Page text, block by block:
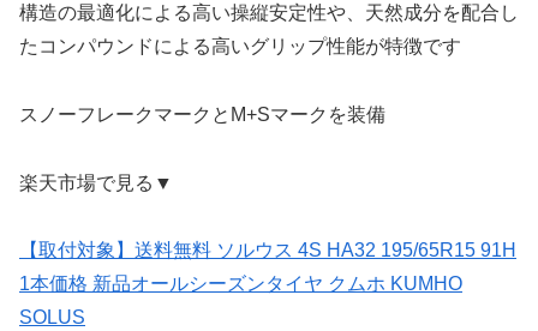
構造の最適化による高い操縦安定性や、天然成分を配合し
たコンパウンドによる高いグリップ性能が特徴です
スノーフレークマークとM+Sマークを装備
楽天市場で見る▼
【取付対象】送料無料 ソルウス 4S HA32 195/65R15 91H
1本価格 新品オールシーズンタイヤ クムホ KUMHO
SOLUS